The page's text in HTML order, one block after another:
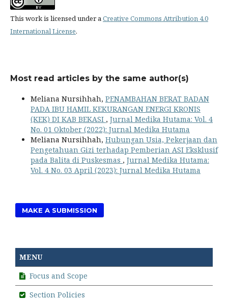
This work is licensed under aCreative Commons Attribution 4.0
International License.
Most read articles by the same author(s)
Meliana Nursihhah, PENAMBAHAN BERAT BADAN
PADA IBU HAMIL KEKURANGAN ENERGI KRONIS
(KEK) DI KAB BEKASI , Jurnal Medika Hutama: Vol. 4
No. 01 Oktober (2022): Jurnal Medika Hutama
Meliana Nursihhah, Hubungan Usia, Pekerjaan dan
Pengetahuan Gizi terhadap Pemberian ASI Eksklusif
pada Balita di Puskesmas , Jurnal Medika Hutama:
Vol. 4 No. 03 April (2023): Jurnal Medika Hutama
MAKE A SUBMISSION
MENU
Focus and Scope
Section Policies